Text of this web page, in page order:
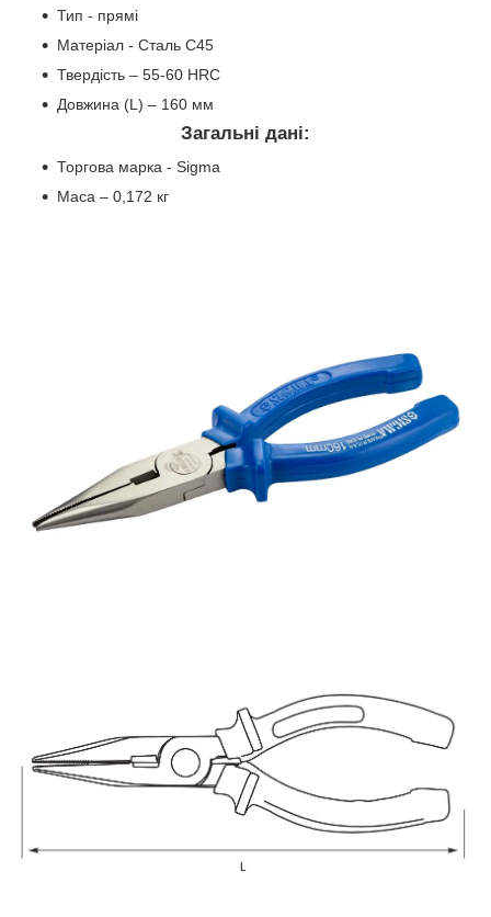
Тип - прямі
Матеріал - Сталь C45
Твердість – 55-60 HRC
Довжина (L) – 160 мм
Загальні дані:
Торгова марка - Sigma
Маса – 0,172 кг